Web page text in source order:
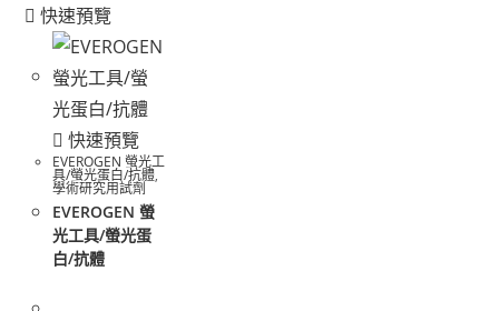
快速預覽
快速預覽
EVEROGEN 螢光工
具/螢光蛋白/抗體,
學術研究用試劑
EVEROGEN 螢
光工具/螢光蛋
白/抗體